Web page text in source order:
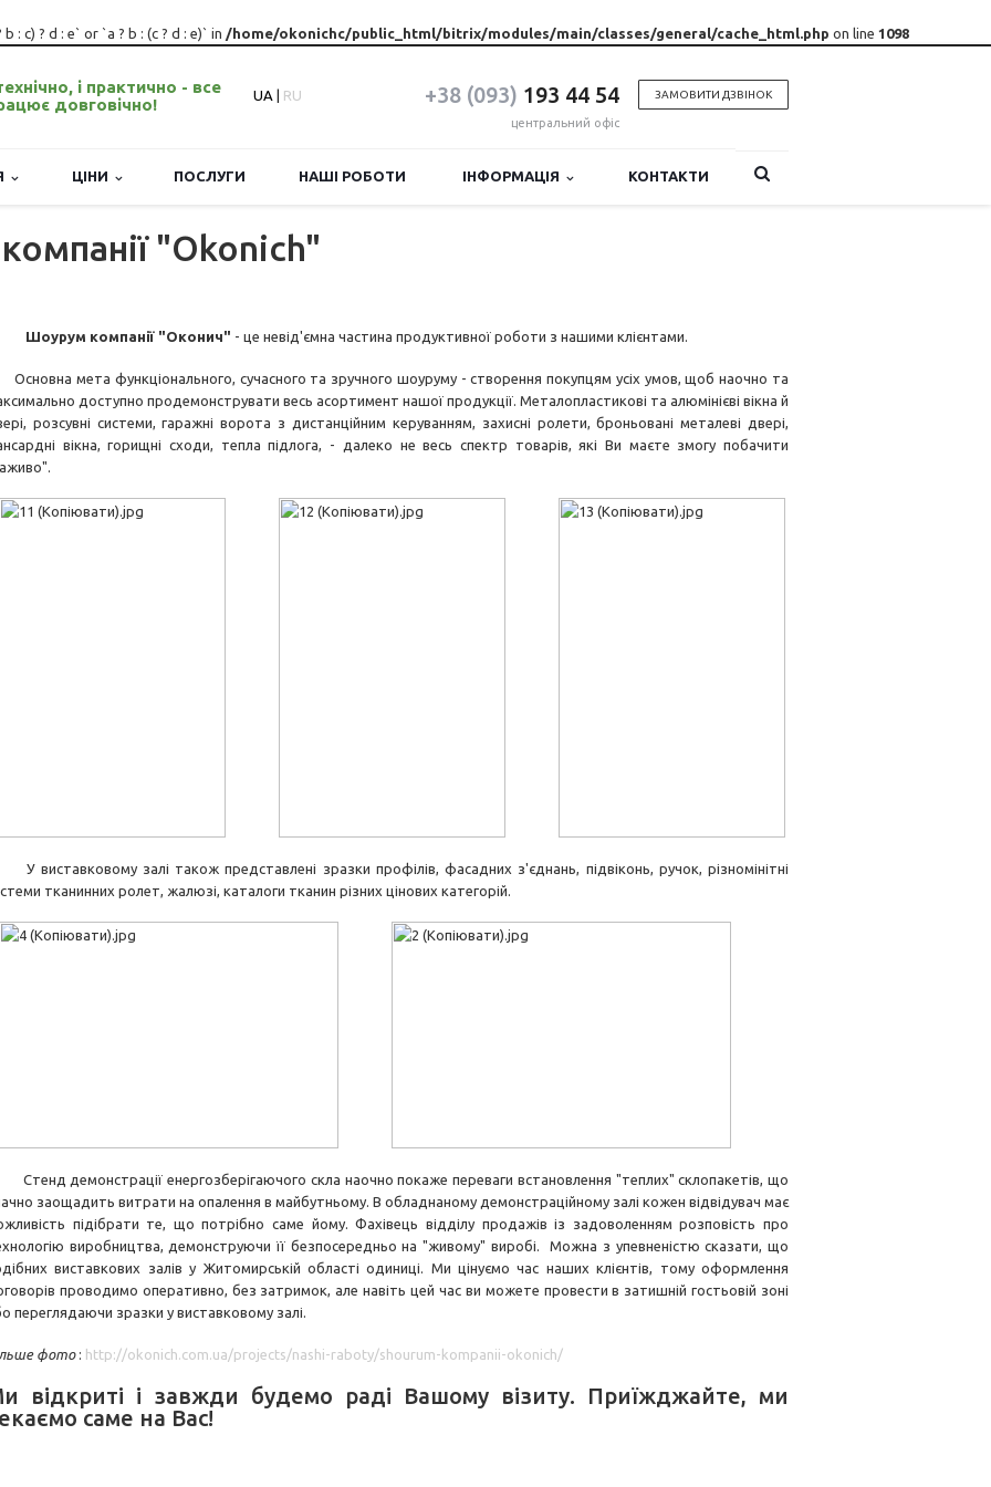
: c) ? d : e` or `a ? b : (c ? d : e)` in /home/okonichc/public_html/bitrix/modules/main/classes/general/cache_html.php on line 1098
і практично - все
довговічно!
UA RU ЗАМОВИТИ ДЗВІНОК
+38 (093) 193 44 54
центральний офіс
ЦІНИ ПОСЛУГИ НАШІ РОБОТИ ІНФОРМАЦІЯ КОНТАКТИ
"Okonich"
компанії "Оконич" - це невід'ємна частина продуктивної роботи з нашими клієнтами.
мета функціонального, сучасного та зручного шоуруму - створення покупцям усіх умов, щоб наочно та
доступно продемонструвати весь асортимент нашої продукції. Металопластикові та алюмінієві вікна й
розсувні системи, гаражні ворота з дистанційним керуванням, захисні ролети, броньовані металеві двері,
вікна, горищні сходи, тепла підлога, - далеко не весь спектр товарів, які Ви маєте змогу побачити
залі також представлені зразки профілів, фасадних з'єднань, підвіконь, ручок, різномінітні
тканинних ролет, жалюзі, каталоги тканин різних цінових категорій.
демонстрації енергозберігаючого скла наочно покаже переваги встановлення "теплих" склопакетів, що
заощадить витрати на опалення в майбутньому. В обладнаному демонстраційному залі кожен відвідувач має
підібрати те, що потрібно саме йому. Фахівець відділу продажів із задоволенням розповість про
виробництва, демонструючи її безпосередньо на "живому" виробі. Можна з упевненістю сказати, що
виставкових залів у Житомирській області одиниці. Ми цінуємо час наших клієнтів, тому оформлення
проводимо оперативно, без затримок, але навіть цей час ви можете провести в затишній гостьовій зоні
переглядаючи зразки у виставковому залі.
фото: http://okonich.com.ua/projects/nashi-raboty/shourum-kompanii-okonich/
відкриті і завжди будемо раді Вашому візиту. Приїжджайте, ми
саме на Вас!